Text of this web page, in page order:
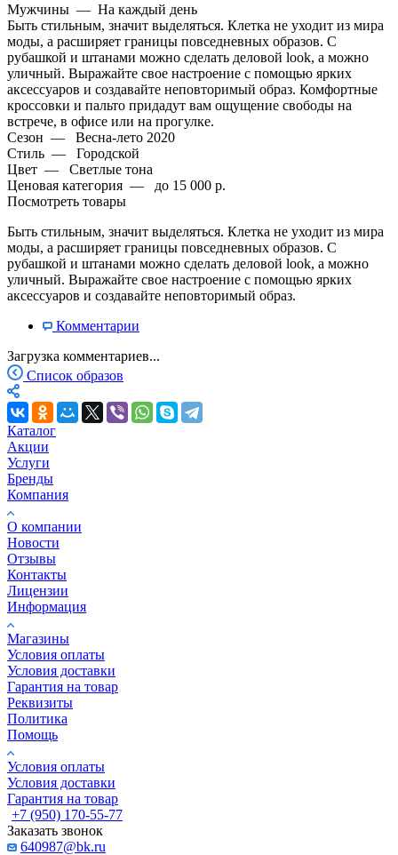
Мужчины — На каждый день
Быть стильным, значит выделяться. Клетка не уходит из мира
моды, а расширяет границы повседневных образов. С
рубашкой и штанами можно сделать деловой look, а можно
уличный. Выражайте свое настроение с помощью ярких
аксессуаров и создавайте неповторимый образ. Комфортные
кроссовки и пальто придадут вам ощущение свободы на
встрече, в офисе или на прогулке.
Сезон —
Весна-лето 2020
Стиль —
Городской
Цвет —
Светлые тона
Ценовая категория —
до 15 000 р.
Посмотреть товары
Быть стильным, значит выделяться. Клетка не уходит из мира
моды, а расширяет границы повседневных образов. С
рубашкой и штанами можно сделать деловой look, а можно
уличный. Выражайте свое настроение с помощью ярких
аксессуаров и создавайте неповторимый образ.
Комментарии
Загрузка комментариев...
Список образов
Каталог
Акции
Услуги
Бренды
Компания
О компании
Новости
Отзывы
Контакты
Лицензии
Информация
Магазины
Условия оплаты
Условия доставки
Гарантия на товар
Реквизиты
Политика
Помощь
Условия оплаты
Условия доставки
Гарантия на товар
+7 (950) 170-55-77
Заказать звонок
640987@bk.ru